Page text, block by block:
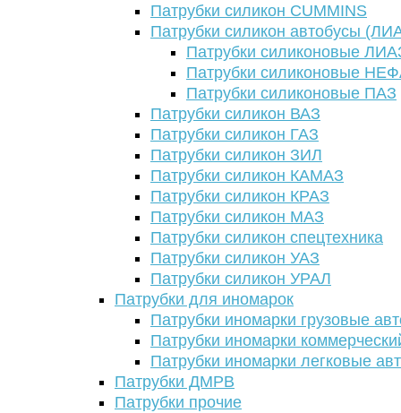
Патрубки силикон CUMMINS
Патрубки силикон автобусы
Патрубки силиконовые
Патрубки силиконовые
Патрубки силиконовые ПАЗ
Патрубки силикон ВАЗ
Патрубки силикон ГАЗ
Патрубки силикон ЗИЛ
Патрубки силикон КАМАЗ
Патрубки силикон КРАЗ
Патрубки силикон МАЗ
Патрубки силикон спецтехника
Патрубки силикон УАЗ
Патрубки силикон УРАЛ
Патрубки для иномарок
Патрубки иномарки грузовые
Патрубки иномарки
Патрубки иномарки легковые
Патрубки ДМРВ
Патрубки прочие